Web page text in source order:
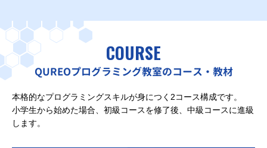
COURSE
QUREOプログラミング教室のコース・教材
本格的なプログラミングスキルが身につく2コース構成です。
小学生から始めた場合、初級コースを修了後、中級コースに進級
します。